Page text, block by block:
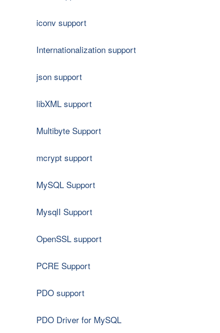
iconv support
Internationalization support
json support
libXML support
Multibyte Support
mcrypt support
MySQL Support
MysqlI Support
OpenSSL support
PCRE Support
PDO support
PDO Driver for MySQL